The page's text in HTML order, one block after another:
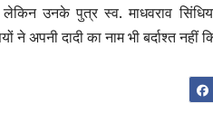
लेकिन उनके पुत्र स्व. माधवराव
ने अपनी दादी का नाम भी बर्दाश्त नहीं